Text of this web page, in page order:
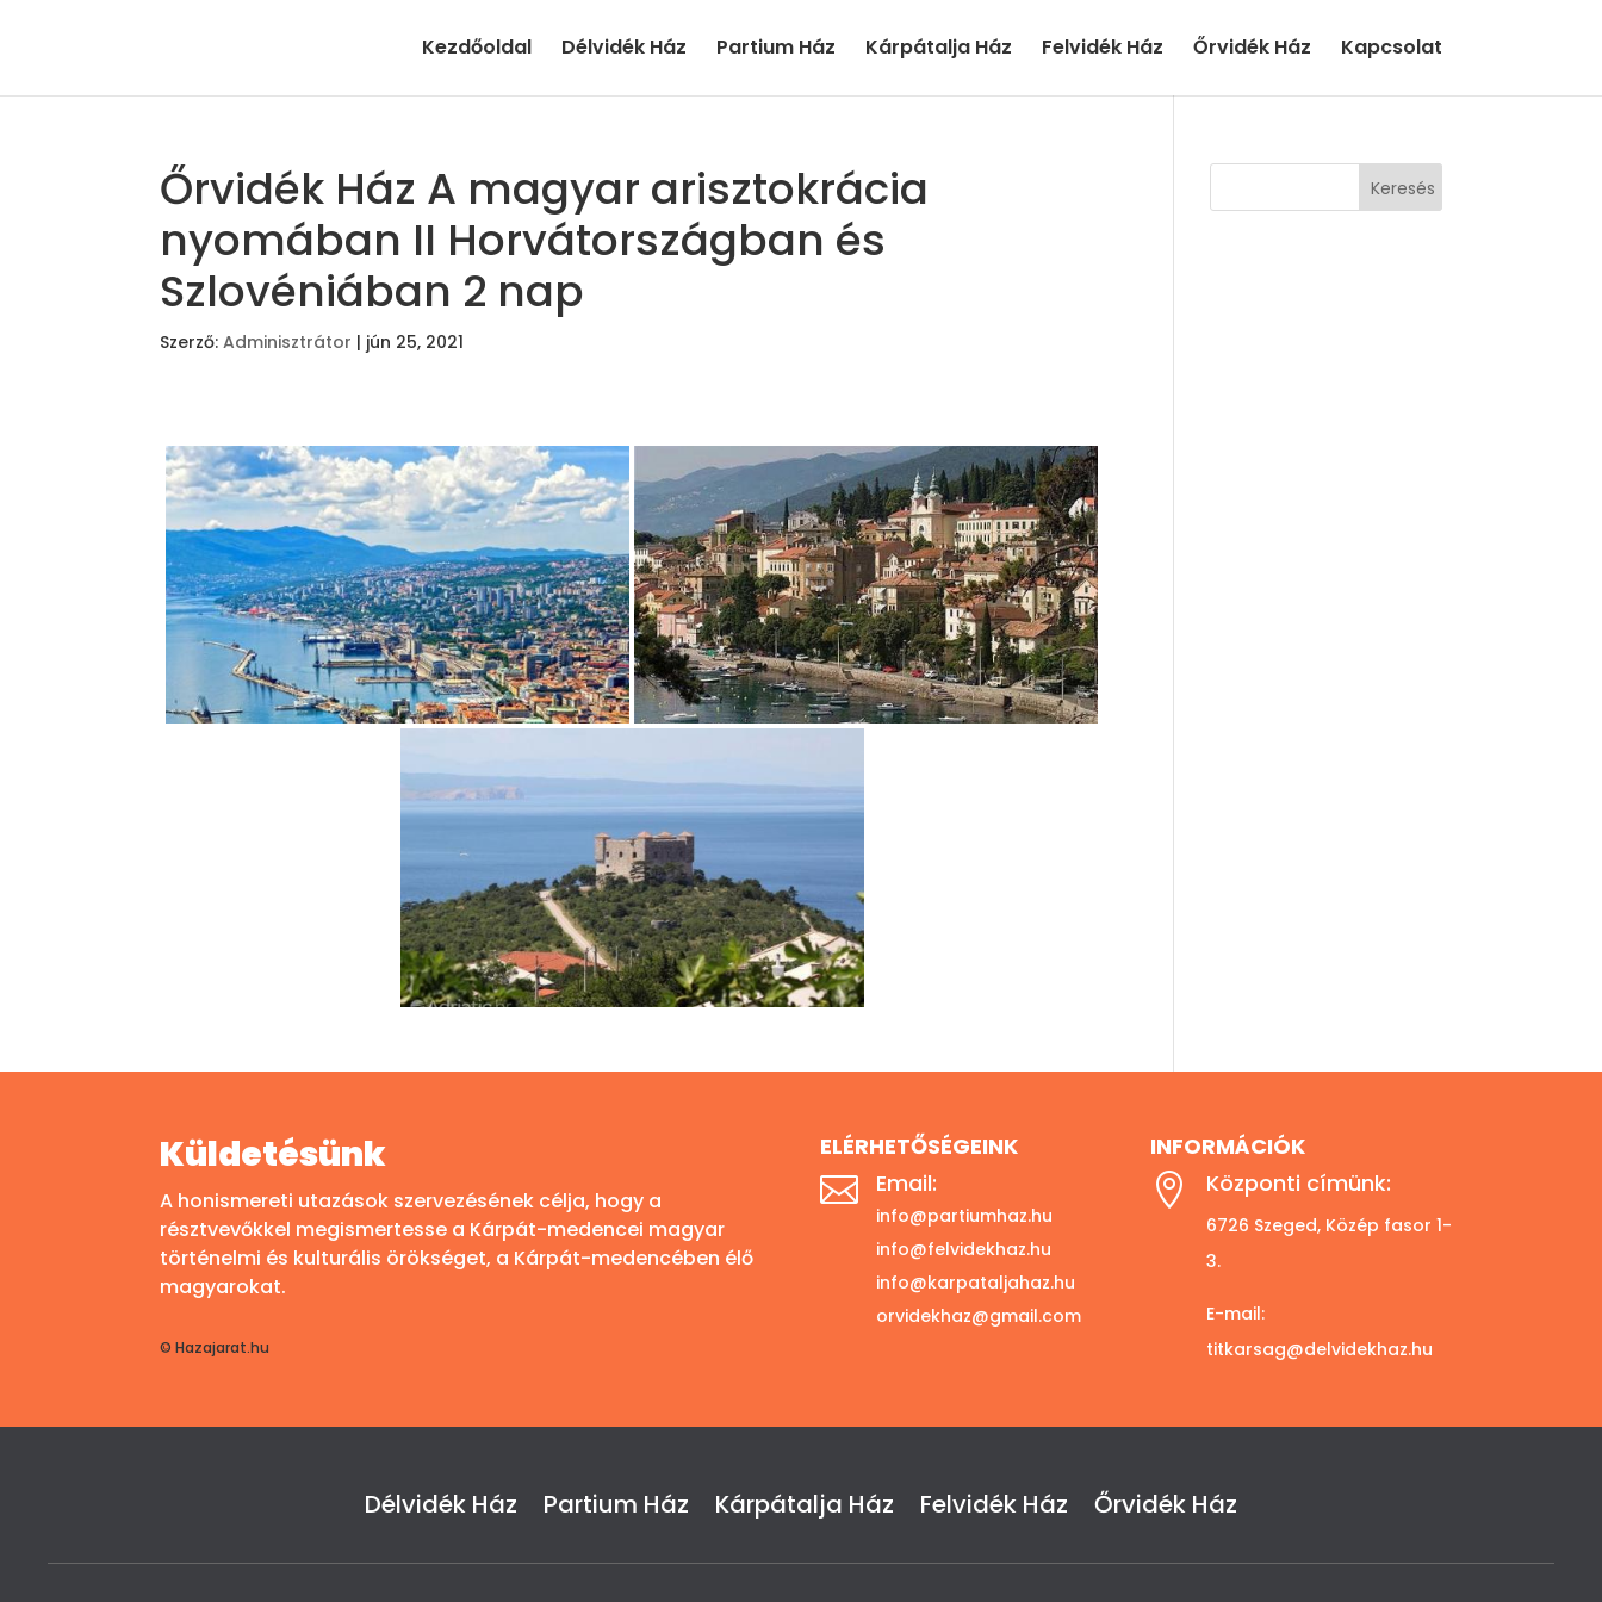
Kezdőoldal Délvidék Ház Partium Ház Kárpátalja Ház Felvidék Ház Őrvidék Ház Kapcsolat
Őrvidék Ház A magyar arisztokrácia
nyomában II Horvátországban és
Szlovéniában 2 nap
Szerző:Adminisztrátor | jún 25, 2021
Küldetésünk
A honismereti utazások szervezésének célja, hogy a
résztvevőkkel megismertesse a Kárpát-medencei magyar
történelmi és kulturális örökséget, a Kárpát-medencében élő
magyarokat.
© Hazajarat.hu
ELÉRHETŐSÉGEINK
 Email:
info@partiumhaz.hu
info@felvidekhaz.hu
info@karpataljahaz.hu
orvidekhaz@gmail.com
INFORMÁCIÓK
 Központi címünk:
6726 Szeged, Közép fasor 1-
3.
E-mail:
titkarsag@delvidekhaz.hu
Délvidék Ház Partium Ház Kárpátalja Ház Felvidék Ház Őrvidék Ház